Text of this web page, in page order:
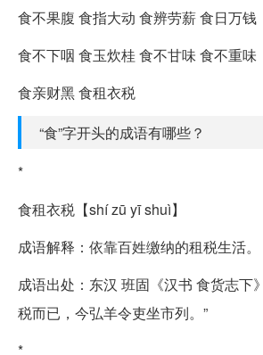
食不果腹 食指大动 食辨劳薪 食日万钱
食不下咽 食玉炊桂 食不甘味 食不重味
食亲财黑 食租衣税
“食”字开头的成语有哪些？
*
食租衣税【shí zū yī shuì】
成语解释：依靠百姓缴纳的租税生活。
成语出处：东汉 班固《汉书 食货志下
税而已，今弘羊令吏坐市列。”
*